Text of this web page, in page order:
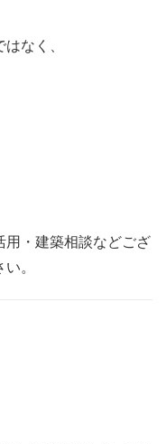
なく、
用・建築相談などござ
。